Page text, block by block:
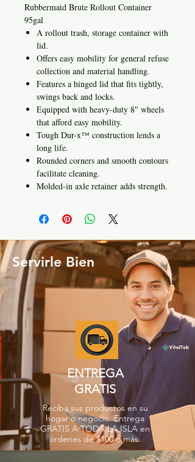
Rubbermaid Brute Rollout Container
95gal
A rollout trash, storage container with
lid.
Offers easy mobility for general refuse
collection and material handling.
Features a hinged lid that fits tightly,
swings back and locks.
Equipped with heavy-duty 8" wheels
that afford easy mobility.
Tough Dur-x™ construction lends a
long life.
Rounded corners and smooth contours
facilitate cleaning.
Molded-in axle retainer adds strength.
Servirle Bien
ENTREGA
GRATIS
Reciba sus productos en su
hogar o negocio. Entrega
GRATIS A TODA LA ISLA en
órdenes de $100 o más.